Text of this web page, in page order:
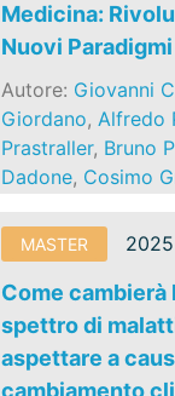
Medicina:
Nuovi
Autore: Giovanni
Giordano,Alfredo
Prastraller, Bruno
Dadone, Cosimo
MASTER 2025
Come cambierà
spettro di
aspettare a
cambiamento